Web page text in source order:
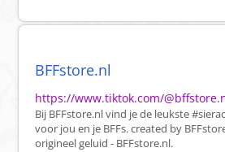
BFFstore.nl
https://www.tiktok.com/
Bij BFFstore.nl vind je de leukste
voor jou en je BFFs. created by
origineel geluid - BFFstore.nl.